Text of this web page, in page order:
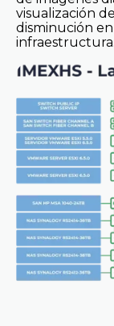
visualización
disminución
infraestructura.